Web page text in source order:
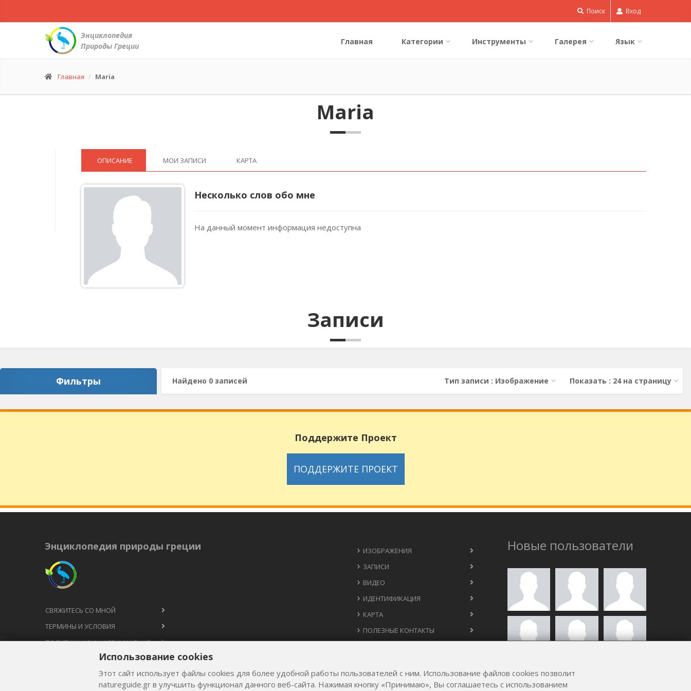
Поиск Вход
Энциклопедия
Природы Греции
Главная Категории Инструменты Галерея Язык
Главная Maria
Maria
ОПИСАНИЕ МОИ ЗАПИСИ КАРТА
Несколько слов обо мне
На данный момент информация недоступна
Записи
Фильтры Найдено 0 записей Показать : 24 на страницу
Тип записи : Изображение
Поддержите Проект
ПОДДЕРЖИТЕ ПРОЕКТ
Энциклопедия природы греции
СВЯЖИТЕСЬ СО МНОЙ
ТЕРМИНЫ И УСЛОВИЯ
ПОЛИТИКА КОНФИДЕНЦИАЛЬНОСТИ
ИЗОБРАЖЕНИЯ
ЗАПИСИ
ВИДЕО
ИДЕНТИФИКАЦИЯ
КАРТА
ПОЛЕЗНЫЕ КОНТАКТЫ
Новые пользователи
Использование cookies
Этот сайт использует файлы cookies для более удобной работы пользователей с ним. Использование файлов cookies позволит
natureguide.gr в улучшить функционал данного веб-сайта. Нажимая кнопку «Принимаю», Вы соглашаетесь с использованием